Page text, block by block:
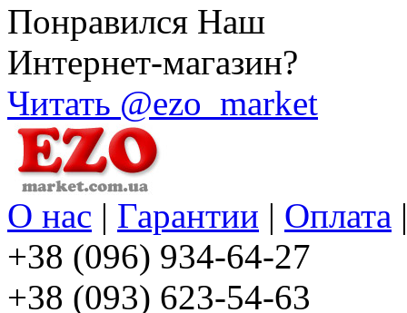
Понравился Наш
Интернет-магазин?
Читать @ezo_market
О нас | Гарантии | Оплата
+38 (096) 934-64-27
+38 (093) 623-54-63